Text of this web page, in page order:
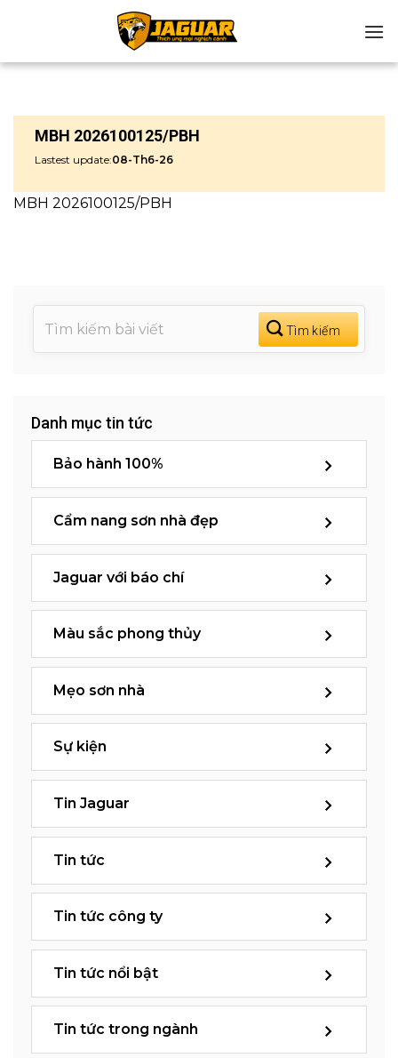
MBH 2026100125/PBH
Lastest update:08-Th6-26
MBH 2026100125/PBH
Danh mục tin tức
Bảo hành 100%
Cẩm nang sơn nhà đẹp
Jaguar với báo chí
Màu sắc phong thủy
Mẹo sơn nhà
Sự kiện
Tin Jaguar
Tin tức
Tin tức công ty
Tin tức nổi bật
Tin tức trong ngành